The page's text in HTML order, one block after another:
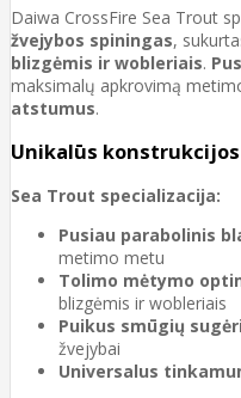
Daiwa CrossFire Sea Trout
žvejybos spiningas,
blizgėmis ir wobleriais.
maksimalų apkrovimą
atstumus.
Unikalūs
Sea Trout specializacija:
Pusiau parabolinis
metimo metu
Tolimo mėtymo
blizgėmis ir wobleriais
Puikus smūgių
žvejybai
Universalus